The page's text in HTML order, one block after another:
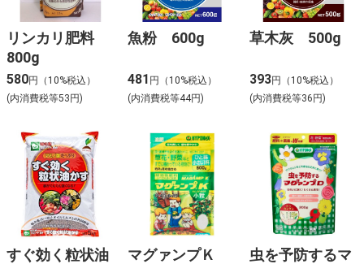
リンカリ肥料
800g
580円（10%税込）
(内消費税等53円)
魚粉 600g
481 円（10%税込）
(内消費税等44円)
草木灰 500g
393円（10%税込）
(内消費税等36円)
すぐ効く粒状油
マグァンプＫ
虫を予防するマ